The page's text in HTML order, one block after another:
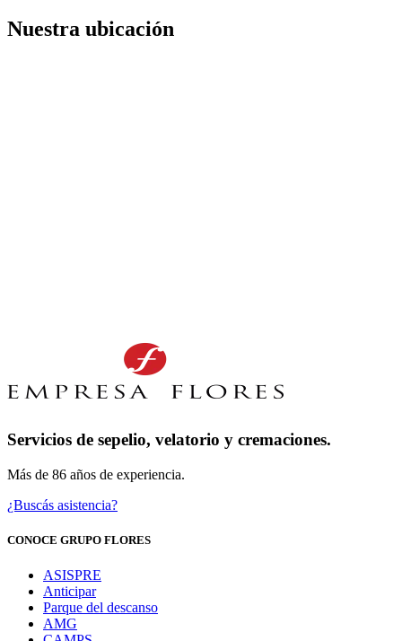
Nuestra ubicación
Servicios de sepelio, velatorio y cremaciones.
Más de 86 años de experiencia.
¿Buscás asistencia?
CONOCE GRUPO FLORES
ASISPRE
Anticipar
Parque del descanso
AMG